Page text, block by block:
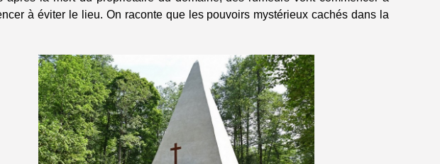
à éviter le lieu. On raconte que les pouvoirs mystérieux cachés dans la